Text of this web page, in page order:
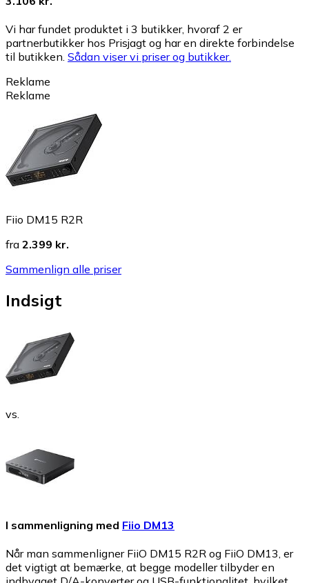
Vi har fundet produktet i 3 butikker, hvoraf 2 er
partnerbutikker hos Prisjagt og har en direkte forbindelse
til butikken. Sådan viser vi priser og butikker.
Reklame
Reklame
Fiio DM15 R2R
fra 2.399 kr.
Sammenlign alle priser
Indsigt
vs.
I sammenligning med Fiio DM13
Når man sammenligner FiiO DM15 R2R og FiiO DM13, er
det vigtigt at bemærke, at begge modeller tilbyder en